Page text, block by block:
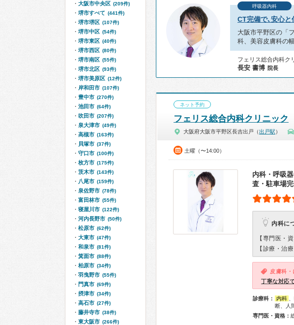
呼吸器内科
CT完備で､安心
大阪市平野区の「
科、美容皮膚科の
フェリス総合内科ク
長安 書博 院長
ネット予約
フェリス総合内科クリニック
大阪府大阪市平野区長吉出戸（出戸駅 ）
土曜（〜14:00）
内科・呼吸
査・駐車場
内科に
【専門医・資
【診療・治療
皮膚科・
丁寧な対応
診療科： 内科
断、人
専門医・資格：
大阪市中央区 (209件)
堺市すべて (441件)
堺市堺区 (107件)
堺市中区 (54件)
堺市東区 (40件)
堺市西区 (80件)
堺市南区 (55件)
堺市北区 (93件)
堺市美原区 (12件)
岸和田市 (107件)
豊中市 (270件)
池田市 (64件)
吹田市 (207件)
泉大津市 (49件)
高槻市 (163件)
貝塚市 (37件)
守口市 (100件)
枚方市 (175件)
茨木市 (143件)
八尾市 (159件)
泉佐野市 (78件)
富田林市 (55件)
寝屋川市 (122件)
河内長野市 (50件)
松原市 (62件)
大東市 (47件)
和泉市 (81件)
箕面市 (88件)
柏原市 (34件)
羽曳野市 (55件)
門真市 (69件)
摂津市 (34件)
高石市 (27件)
藤井寺市 (38件)
東大阪市 (266件)